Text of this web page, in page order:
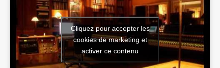
Cliquez pour accepter les
cookies de marketing et
activer ce contenu